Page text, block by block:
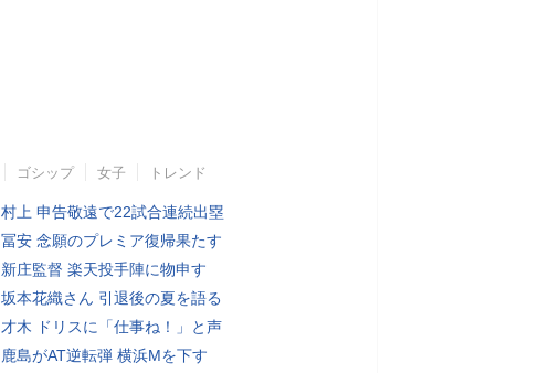
ゴシップ 女子 トレンド
村上 申告敬遠で22試合連続出塁
冨安 念願のプレミア復帰果たす
新庄監督 楽天投手陣に物申す
坂本花織さん 引退後の夏を語る
才木 ドリスに「仕事ね！」と声
鹿島がAT逆転弾 横浜Mを下す